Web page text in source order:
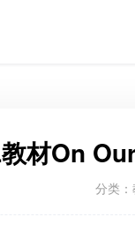
材On
分类：